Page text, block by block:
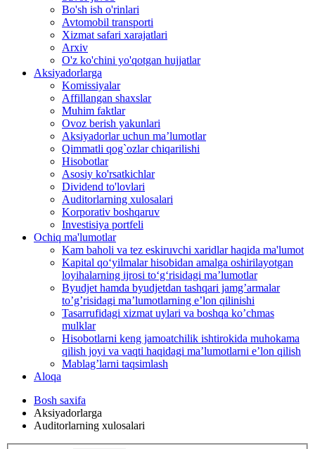
Bo'sh ish o'rinlari
Avtomobil transporti
Xizmat safari xarajatlari
Arxiv
O'z ko'chini yo'qotgan hujjatlar
Aksiyadorlarga
Komissiyalar
Affillangan shaxslar
Muhim faktlar
Ovoz berish yakunlari
Aksiyadorlar uchun ma’lumotlar
Qimmatli qog`ozlar chiqarilishi
Hisobotlar
Asosiy ko'rsatkichlar
Dividend to'lovlari
Auditorlarning xulosalari
Korporativ boshqaruv
Investisiya portfeli
Ochiq ma'lumotlar
Kam baholi va tez eskiruvchi xaridlar haqida ma'lumot
Kapital qo‘yilmalar hisobidan amalga oshirilayotgan
loyihalarning ijrosi to‘g‘risidagi maʼlumotlar
Byudjet hamda byudjetdan tashqari jamgʼarmalar
toʼgʼrisidagi maʼlumotlarning eʼlon qilinishi
Tasarrufidagi xizmat uylari va boshqa koʼchmas
mulklar
Hisobotlarni keng jamoatchilik ishtirokida muhokama
qilish joyi va vaqti haqidagi maʼlumotlarni eʼlon qilish
Mablag’larni taqsimlash
Aloqa
Bosh saxifa
Aksiyadorlarga
Auditorlarning xulosalari